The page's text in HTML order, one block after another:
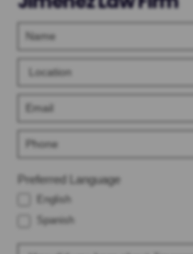
Contact
Hero
English
Preferred Language
English
Spanish